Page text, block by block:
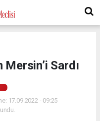
Mersin’i Sardı
17.09.2022 - 09:25